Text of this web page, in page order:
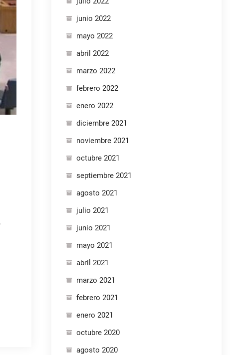
junio 2022
mayo 2022
abril 2022
marzo 2022
febrero 2022
enero 2022
diciembre 2021
noviembre 2021
octubre 2021
septiembre 2021
agosto 2021
julio 2021
junio 2021
mayo 2021
abril 2021
marzo 2021
febrero 2021
enero 2021
octubre 2020
agosto 2020